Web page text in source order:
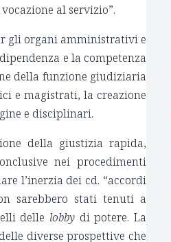
al servizio”.
gli organi amministrativi e
e la competenza
della funzione giudiziaria
e magistrati, la creazione
e disciplinari.
della giustizia rapida,
nei procedimenti
l’inerzia dei cd. “accordi
sarebbero stati tenuti a
delle lobby di potere. La
diverse prospettive che